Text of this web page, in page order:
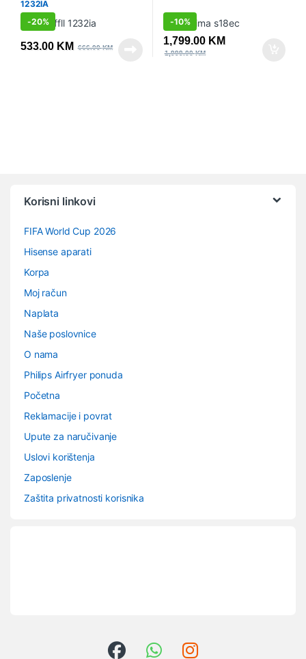
1232IA
-20%
533.00 KM 666.00KM
-10%
1,799.00 KM
1,999.00KM
Korisni linkovi
FIFA World Cup 2026
Hisense aparati
Korpa
Moj račun
Naplata
Naše poslovnice
O nama
Philips Airfryer ponuda
Početna
Reklamacije i povrat
Upute za naručivanje
Uslovi korištenja
Zaposlenje
Zaštita privatnosti korisnika